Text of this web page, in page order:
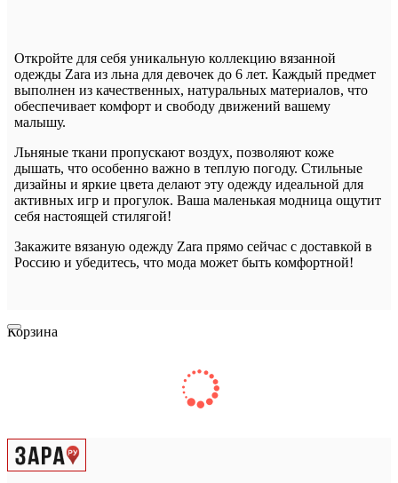
Откройте для себя уникальную коллекцию вязанной
одежды Zara из льна для девочек до 6 лет. Каждый предмет
выполнен из качественных, натуральных материалов, что
обеспечивает комфорт и свободу движений вашему
малышу.
Льняные ткани пропускают воздух, позволяют коже
дышать, что особенно важно в теплую погоду. Стильные
дизайны и яркие цвета делают эту одежду идеальной для
активных игр и прогулок. Ваша маленькая модница ощутит
себя настоящей стилягой!
Закажите вязаную одежду Zara прямо сейчас с доставкой в
Россию и убедитесь, что мода может быть комфортной!
Корзина